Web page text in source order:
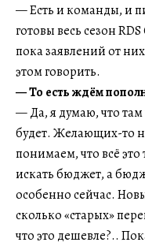
— Есть и команды, и
готовы весь сезон
пока заявлений от
этом говорить.
— То есть ждём
— Да, я думаю, что там
будет. Желающих-то
понимаем, что всё
искать бюджет, а
особенно сейчас.
сколько «старых»
что это дешевле?..